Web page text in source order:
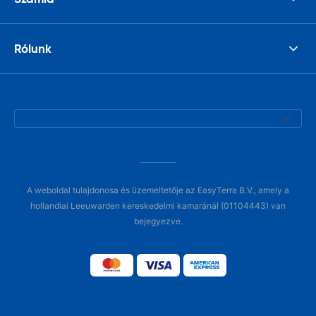
Rólunk
A weboldal tulajdonosa és üzemeltetője az EasyTerra B.V., amely a
hollandiai Leeuwarden kereskedelmi kamaránál (01104443) van
bejegyezve.